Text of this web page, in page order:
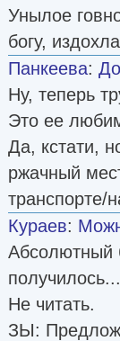
Унылое
богу,
Панкеева:
Ну, теперь
Это ее
Да, кстати,
ржачный
транспорте/
Кураев:
Абсолютный
Не читать.
ЗЫ: